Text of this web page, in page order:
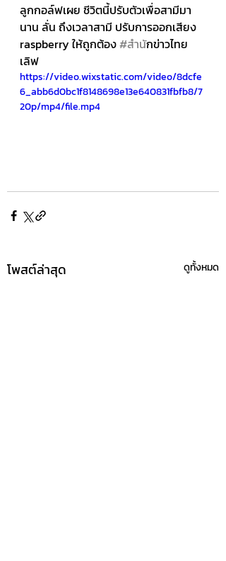
ลูกกอล์ฟเผย ชีวิตนี้ปรับตัวเพื่อสามีมา
นาน ลั่น ถึงเวลาสามี ปรับการออกเสียง
raspberry ให้ถูกต้อง #สำนักข่าวไทย
เลิฟ
https://video.wixstatic.com/video/8dcfe
6_abb6d0bc1f8148698e13e640831fbfb8/7
20p/mp4/file.mp4
โพสต์ล่าสุด ดูทั้งหมด